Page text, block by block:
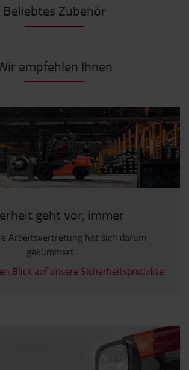
Beliebtes Zubehör
empfehlen Ihnen
geht vor, immer
Arbeitsvertretung hat sich darum
gekümmert.
Blick auf unsere Sicherheitsprodukte